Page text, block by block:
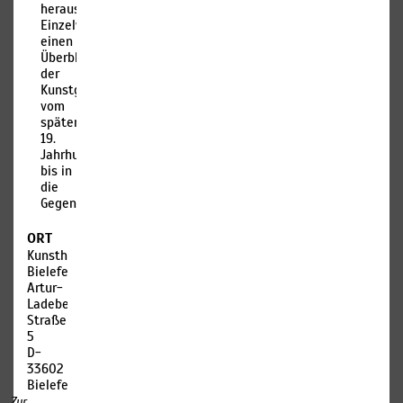
herausragender
Einzelwerke
einen
Überblick
der
Kunstgeschichte
vom
späten
19.
Jahrhundert
bis in
die
Gegenwart.
ORT
Kunsthalle
Bielefeld
Artur-
Ladebeck-
Straße
5
D-
33602
Bielefeld